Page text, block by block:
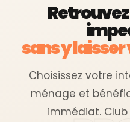
sans y
Choisissez votre
ménage et
immédiat.